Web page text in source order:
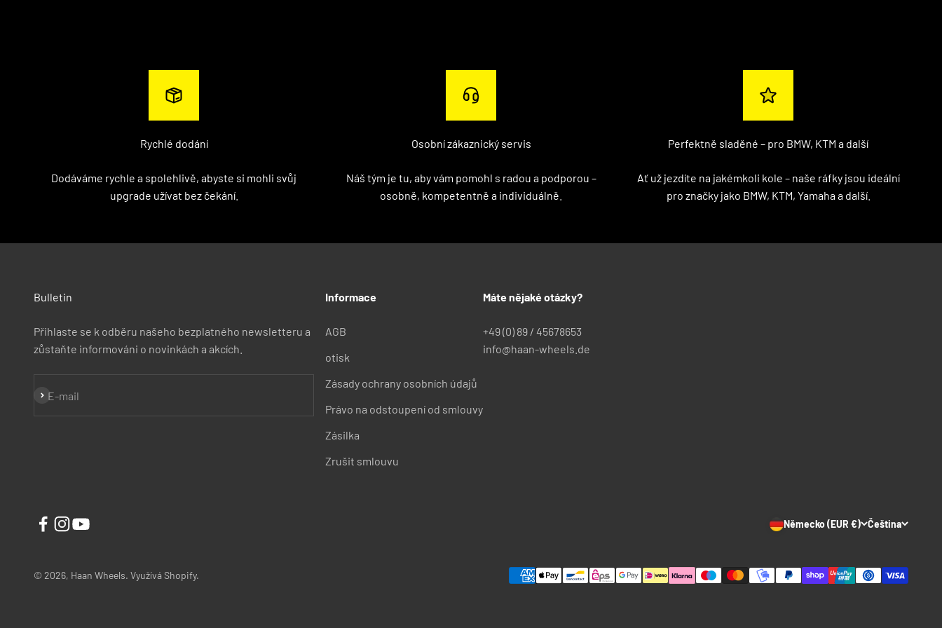
Rychlé dodání
Dodáváme rychle a spolehlivě, abyste si mohli svůj
upgrade užívat bez čekání.
Osobní zákaznický servis
Náš tým je tu, aby vám pomohl s radou a podporou –
osobně, kompetentně a individuálně.
Perfektně sladěné – pro BMW, KTM a další
Ať už jezdíte na jakémkoli kole – naše ráfky jsou ideální
pro značky jako BMW, KTM, Yamaha a další.
Bulletin
Přihlaste se k odběru našeho bezplatného newsletteru a
zůstaňte informováni o novinkách a akcích.
E-mail
Přihlásit se k odběru
Informace
AGB
otisk
Zásady ochrany osobních údajů
Právo na odstoupení od smlouvy
Zásilka
Zrušit smlouvu
Máte nějaké otázky?
+49 (0) 89 / 45678653
info@haan-wheels.de
Německo (EUR €) Čeština
© 2026, Haan Wheels. Využívá Shopify.